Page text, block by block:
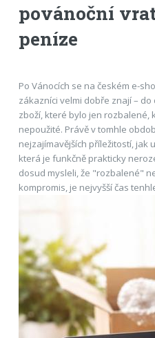
povánoční
peníze
Po Vánocích se na českém e-
zákazníci velmi dobře znají –
zboží, které bylo jen rozbalené,
nepoužité. Právě v tomhle
nejzajímavějších příležitostí, jak
která je funkčně prakticky
dosud mysleli, že "rozbalené"
kompromis, je nejvyšší čas